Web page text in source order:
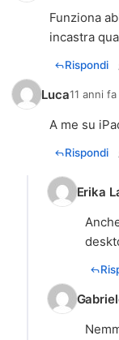
Funziona
incastra
Rispondi
Luca11 anni fa
A me su
Rispondi
Erika